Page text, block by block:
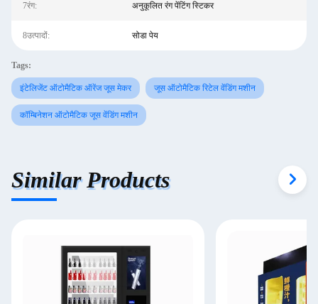
7रंग: अनुकूलित रंग पेंटिंग स्टिकर
8उत्पादों: सोडा पेय
Tags:
इंटेलिजेंट ऑटोमैटिक ऑरेंज जूस मेकर जूस ऑटोमैटिक रिटेल वेंडिंग मशीन
कॉम्बिनेशन ऑटोमैटिक जूस वेंडिंग मशीन
Similar Products